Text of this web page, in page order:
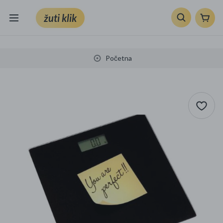
žuti klik
VRT I ALATI
Klik supermarket
Sport i slobodno vrijeme
Ljepota i zdravlje
Početna